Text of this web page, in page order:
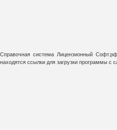
Справочная система Лицензионный
находятся ссылки для загрузки программы с